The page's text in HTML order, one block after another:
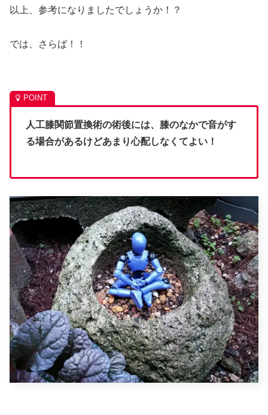
以上、参考になりましたでしょうか！？
では、さらば！！
人工膝関節置換術の術後には、膝のなかで音がす
る場合があるけどあまり心配しなくてよい！